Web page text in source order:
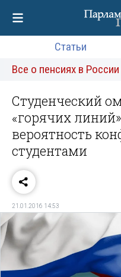
Статьи
Все о пенсиях в России
Студенческий
«горячих
вероятность
студентами
21.01.2016 14:53